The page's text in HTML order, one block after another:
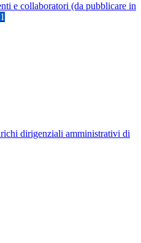
e collaboratori (da pubblicare in
1
dirigenziali amministrativi di